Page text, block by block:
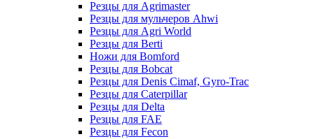
Резцы для Agrimaster
Резцы для мульчеров Ahwi
Резцы для Agri World
Резцы для Berti
Ножи для Bomford
Резцы для Bobcat
Резцы для Denis Cimaf, Gyro-Trac
Резцы для Caterpillar
Резцы для Delta
Резцы для FAE
Резцы для Fecon